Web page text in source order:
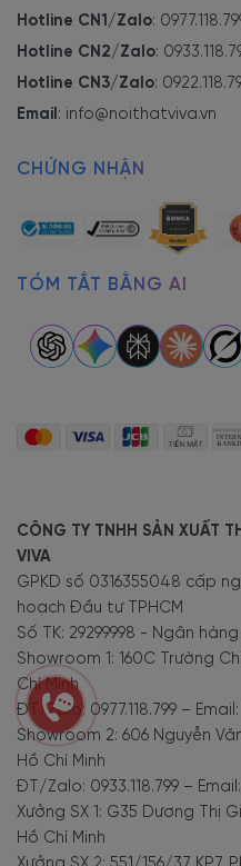
Hotline CN1/Zalo:
Hotline CN2/Zalo:
Hotline CN3/Zalo:
Email : info@noithatviva.vn
CHỨNG NHẬN
TÓM TẮT BẰNG AI
CÔNG TY TNHH SẢN XUẤT
VIVA
GPKD số 0316355048 cấp
hoạch Đầu tư TPHCM
Số TK: 29299998 - Ngân
Showroom 1: 160C Trường
Chí Minh
ĐT/Zalo: 0977.118.799 –
Showroom 2: 606 Nguyễn
Hồ Chí Minh
ĐT/Zalo: 0933.118.799 –
Xưởng SX 1: G35 Dương Thị
Hồ Chí Minh